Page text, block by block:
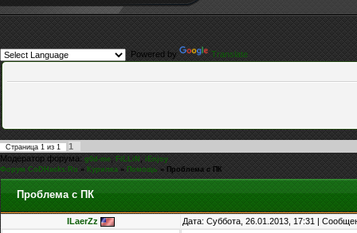
Powered by Translate
Страница 1 из 1
1
Модератор форума:g0d-me, FiLLiN,iEnjoy
Форум CoDHacks.Ru » Курилка » Помощь » Проблема с ПК
Проблема с ПК
ILaerZz Дата: Суббота, 26.01.2013, 17:31 |